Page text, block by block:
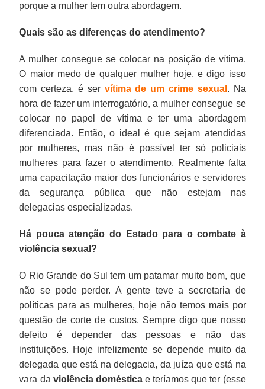
porque a mulher tem outra abordagem.
Quais são as diferenças do atendimento?
A mulher consegue se colocar na posição de vítima.
O maior medo de qualquer mulher hoje, e digo isso
com certeza, é ser vítima de um crime sexual . Na
hora de fazer um interrogatório, a mulher consegue se
colocar no papel de vítima e ter uma abordagem
diferenciada. Então, o ideal é que sejam atendidas
por mulheres, mas não é possível ter só policiais
mulheres para fazer o atendimento. Realmente falta
uma capacitação maior dos funcionários e servidores
da segurança pública que não estejam nas
delegacias especializadas.
Há pouca atenção do Estado para o combate à
violência sexual?
O Rio Grande do Sul tem um patamar muito bom, que
não se pode perder. A gente teve a secretaria de
políticas para as mulheres, hoje não temos mais por
questão de corte de custos. Sempre digo que nosso
defeito é depender das pessoas e não das
instituições. Hoje infelizmente se depende muito da
delegada que está na delegacia, da juíza que está na
vara da violência domésticae teríamos que ter (esse